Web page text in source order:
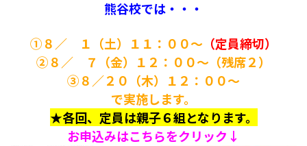
熊谷校では・・・
①８／ １（土）１１：００～ （定員締切）
②８／ ７（金）１２：００～（残席２）
③８／２０（木）１２：００～
で実施します。
★各回、定員は親子６組となります。
お申込みはこちらをクリック↓